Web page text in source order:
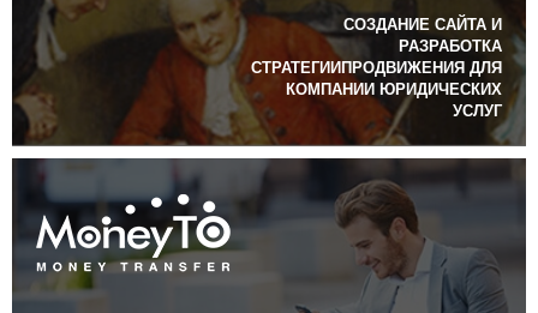
СОЗДАНИЕ САЙТА И
РАЗРАБОТКА
СТРАТЕГИИПРОДВИЖЕНИЯ ДЛЯ
КОМПАНИИ ЮРИДИЧЕСКИХ
УСЛУГ